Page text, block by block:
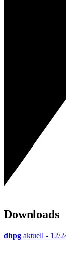
Downloads
dhpg aktuell - 12/